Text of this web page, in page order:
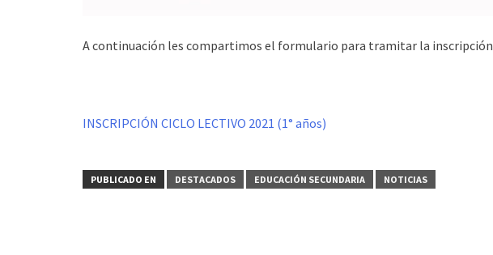
A continuación les compartimos el formulario para tramitar la inscripción
INSCRIPCIÓN CICLO LECTIVO 2021 (1° años)
PUBLICADO EN DESTACADOS EDUCACIÓN SECUNDARIA NOTICIAS